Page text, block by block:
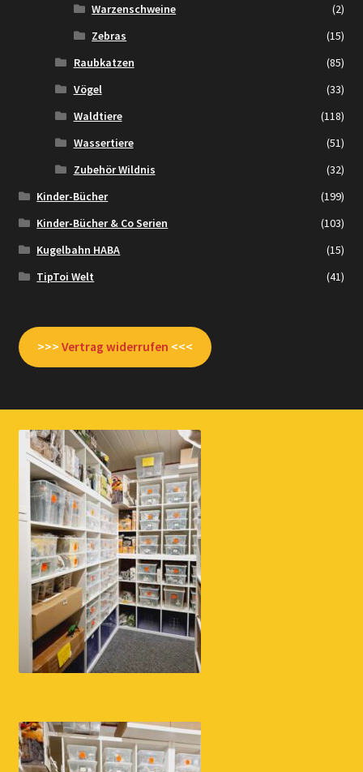
Warzenschweine
(2)
Zebras
(15)
Raubkatzen
(85)
Vögel
(33)
Waldtiere
(118)
Wassertiere
(51)
Zubehör Wildnis
(32)
Kinder-Bücher
(199)
Kinder-Bücher & Co Serien
(103)
Kugelbahn HABA
(15)
TipToi Welt
(41)
>>> Vertrag widerrufen <<<